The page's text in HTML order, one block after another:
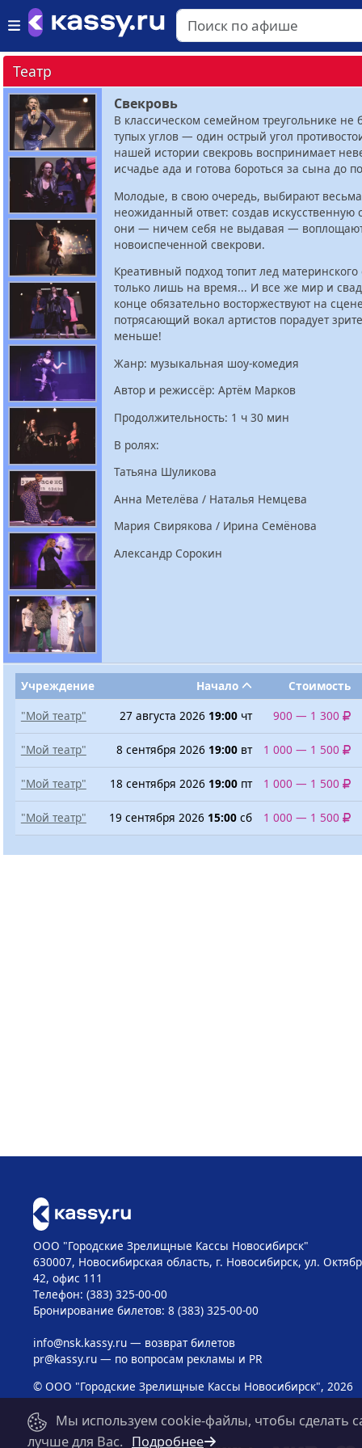
Театр
Свекровь
В классическом семейном треугольнике не
тупых углов — один острый угол
нашей истории свекровь воспринимает
исчадье ада и готова бороться за сына до
Молодые, в свою очередь, выбирают весьма
неожиданный ответ: создав искусственную
они — ничем себя не выдавая —
новоиспеченной свекрови.
Креативный подход топит лед
только лишь на время... И все же мир и
конце обязательно восторжествуют на
потрясающий вокал артистов порадует
меньше!
Жанр: музыкальная шоу-комедия
Автор и режиссёр: Артём Марков
Продолжительность: 1 ч 30 мин
В ролях:
Татьяна Шуликова
Анна Метелёва / Наталья Немцева
Мария Свирякова / Ирина Семёнова
Александр Сорокин
Учреждение Начало
Стоимость
"Мой театр"
27 августа 2026 19:00 чт 900 — 1 300
"Мой театр" 8 сентября 2026 19:00 вт 1 000 — 1 500
"Мой театр" 18 сентября 2026 19:00 пт 1 000 — 1 500
"Мой театр" 19 сентября 2026 15:00 сб 1 000 — 1 500
ООО "Городские Зрелищные Кассы Новосибирск"
630007, Новосибирская область, г. Новосибирск, ул.
42, офис 111
Телефон: (383) 325-00-00
Бронирование билетов: 8 (383) 325-00-00
info@nsk.kassy.ru— возврат билетов
pr@kassy.ru— по вопросам рекламы и PR
© ООО "Городские Зрелищные Кассы Новосибирск", 2026
Мы используем cookie-файлы, чтобы сделать
лучше для Вас. Подробнее